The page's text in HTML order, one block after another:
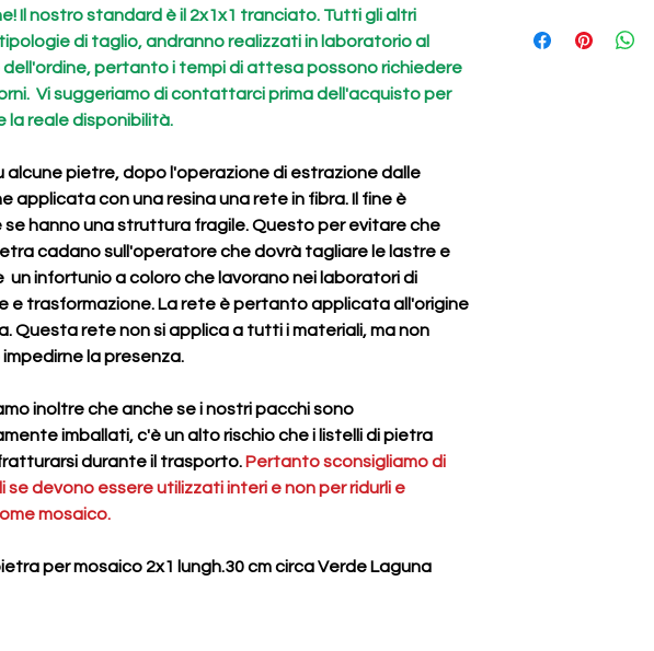
Il nostro standard è il 2x1x1 tranciato. Tutti gli altri
di taglio, andranno realizzati in laboratorio al
pertanto i tempi di attesa possono richiedere
Vi suggeriamo di contattarci prima dell'acquisto per
la reale disponibilità.
alcune pietre, dopo l'operazione di estrazione dalle
applicata con una resina una rete in fibra. Il fine è
se hanno una struttura fragile. Questo per evitare che
cadano sull'operatore che dovrà tagliare le lastre e
un infortunio a coloro che lavorano nei laboratori di
e trasformazione. La rete è pertanto applicata all'origine
Questa rete non si applica a tutti i materiali, ma non
la presenza.
inoltre che anche se i nostri pacchi sono
imballati, c'è un alto rischio che i listelli di pietra
durante il trasporto. Pertanto sconsigliamo di
se devono essere utilizzati interi e non per ridurli e
mosaico.
per mosaico 2x1 lungh.30 cm circa Verde Laguna
bacchette di pietra
estrazione dalle